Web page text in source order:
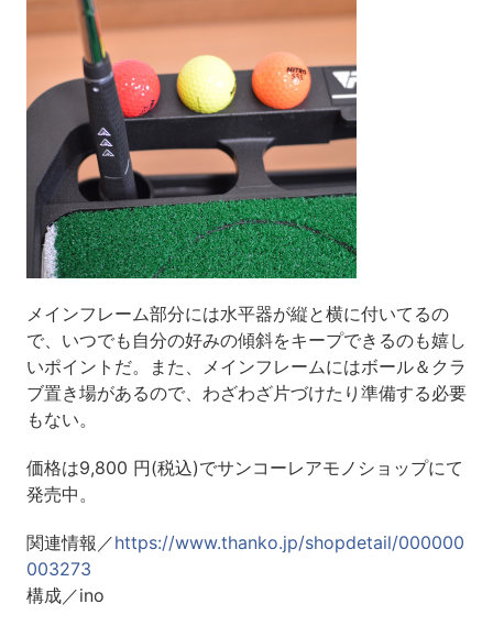
メインフレーム部分には水平器が縦と横に付いてるの
で、いつでも自分の好みの傾斜をキープできるのも嬉し
いポイントだ。また、メインフレームにはボール＆クラ
ブ置き場があるので、わざわざ片づけたり準備する必要
もない。
価格は9,800 円(税込)でサンコーレアモノショップにて
発売中。
関連情報／https://www.thanko.jp/shopdetail/000000
003273
構成／ino